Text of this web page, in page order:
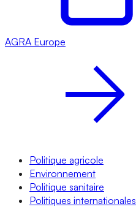
AGRA Europe
Politique agricole
Environnement
Politique sanitaire
Politiques internationales